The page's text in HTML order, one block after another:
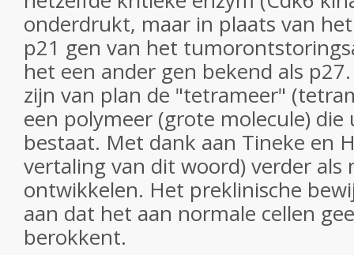
onderdrukt, maar in plaats van
p21 gen van het
het een ander gen bekend als
zijn van plan de "tetrameer"
een polymeer (grote molecule)
bestaat. Met dank aan Tineke en
vertaling van dit woord) verder als
ontwikkelen. Het preklinische
aan dat het aan normale cellen
berokkent.